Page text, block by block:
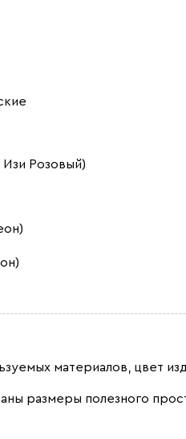
Розовый)
материалов, цвет
размеры полезного